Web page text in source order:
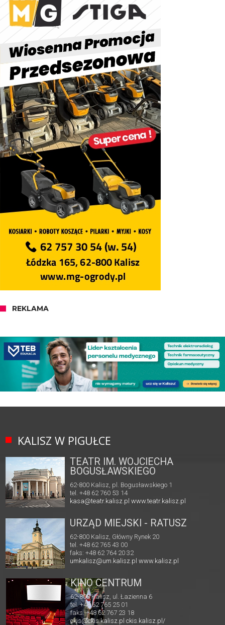
REKLAMA
KALISZ W PIGUŁCE
TEATR IM. WOJCIECHA
BOGUSŁAWSKIEGO
62-800 Kalisz, pl. Bogusławskiego 1
tel. +48 62 760 53 14
kasa@teatr.kalisz.pl www.teatr.kalisz.pl
URZĄD MIEJSKI - RATUSZ
62-800 Kalisz, Główny Rynek 20
tel. +48 62 765 43 00
faks: +48 62 764 20 32
umkalisz@um.kalisz.plwww.kalisz.pl
KINO CENTRUM
62-800 Kalisz, ul. Łazienna 6
tel. +48 62 765 25 01
faks. +48 62 767 23 18
ckis@ckis.kalisz.pl ckis.kalisz.pl/